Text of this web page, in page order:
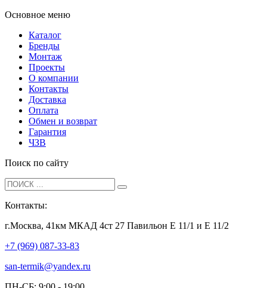
Основное меню
Каталог
Бренды
Монтаж
Проекты
О компании
Контакты
Доставка
Оплата
Обмен и возврат
Гарантия
ЧЗВ
Поиск по сайту
Контакты:
г.Москва, 41км МКАД 4ст 27 Павильон Е 11/1 и Е 11/2
+7 (969) 087-33-83
san-termik@yandex.ru